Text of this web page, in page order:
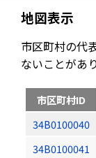
地図表示
市区町村の代
ないことがあ
市区町村ID
34B0100040
34B0100041